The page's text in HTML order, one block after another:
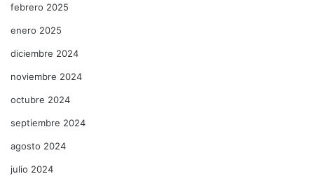
febrero 2025
enero 2025
diciembre 2024
noviembre 2024
octubre 2024
septiembre 2024
agosto 2024
julio 2024